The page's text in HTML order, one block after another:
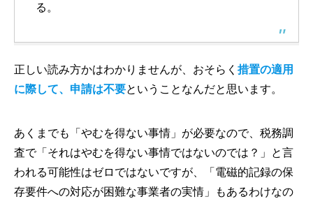
る。
正しい読み方かはわかりませんが、おそらく 措置の適用
に際して、申請は不要ということなんだと思います。
あくまでも「やむを得ない事情」が必要なので、税務調
査で「それはやむを得ない事情ではないのでは？」と言
われる可能性はゼロではないですが、
「電磁的記録の保
存要件への対応が困難な事業者の実情」もあるわけなの